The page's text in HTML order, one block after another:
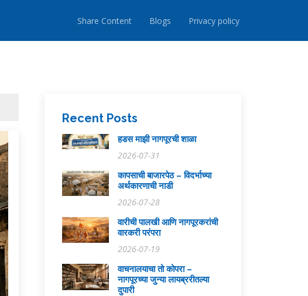
Share Content Blogs Privacy policy
Recent Posts
हडस माझी नागपूरची शाळा
2026-07-31
कापसाची बाजारपेठ – विदर्भाच्या
अर्थकारणाची नाडी
2026-07-28
वारीची पालखी आणि नागपूरकरांची
वारकरी परंपरा
2026-07-19
वाचनालयाचा तो कोपरा –
नागपूरच्या जुन्या लायब्ररीतल्या
दुपारी